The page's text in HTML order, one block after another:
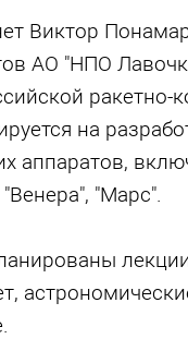
Виктор
АО "НПО
ракетно-
на
аппаратов,
"Марс".